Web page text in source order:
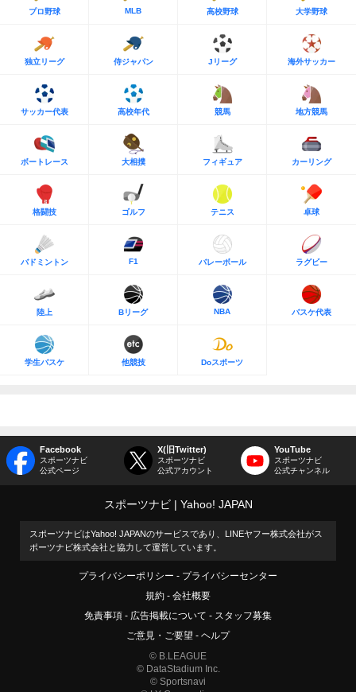
プロ野球 MLB 高校野球 大学野球
独立リーグ 侍ジャパン Jリーグ 海外サッカー
サッカー代表 高校年代 競馬 地方競馬
ボートレース 大相撲 フィギュア カーリング
格闘技 ゴルフ テニス 卓球
バドミントン F1 バレーボール ラグビー
陸上 Bリーグ NBA バスケ代表
学生バスケ 他競技 Doスポーツ
Facebook
スポーツナビ
公式ページ
X(旧Twitter)
スポーツナビ
公式アカウント
YouTube
スポーツナビ
公式チャンネル
スポーツナビ Yahoo! JAPAN
スポーツナビはYahoo! JAPANのサービスであり、LINEヤフー株式会社がス
ポーツナビ株式会社と協力して運営しています。
プライバシーポリシー
プライバシーセンター
規約
会社概要
免責事項
広告掲載について
スタッフ募集
ご意見・ご要望
ヘルプ
© B.LEAGUE
© DataStadium Inc.
© Sportsnavi